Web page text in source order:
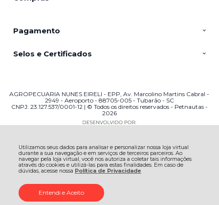
Utilizamos seus dados para analisar e personalizar nossa loja virtual
durante a sua navegação e em serviços de terceiros parceiros. Ao
navegar pela loja virtual, você nos autoriza a coletar tais informações
através do cookies e utilizá-las para estas finalidades. Em caso de
dúvidas, acesse nossa Política de Privacidade
Entendi e Aceito
Pagamento
Selos e Certificados
AGROPECUARIA NUNES EIRELI - EPP, Av. Marcolino Martins Cabral -
2949 - Aeroporto - 88705-005 - Tubarão - SC
CNPJ: 23.127.537/0001-12 | © Todos os direitos reservados - Petnautas -
2026
R$ 99,90